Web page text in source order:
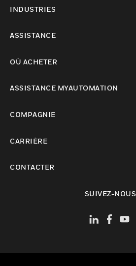
INDUSTRIES
ASSISTANCE
OÙ ACHETER
ASSISTANCE MYAUTOMATION
COMPAGNIE
CARRIÈRE
CONTACTER
SUIVEZ-NOUS